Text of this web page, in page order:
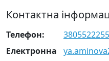
Контактна
Телефон:
Електронна